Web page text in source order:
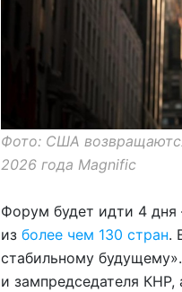
Фото: США
2026 года Magnific
Форум будет идти 4
из более чем 130 стран.
стабильному
и зампредседателя КНР,